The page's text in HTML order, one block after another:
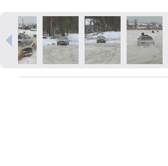
Dažādi
Piegāde